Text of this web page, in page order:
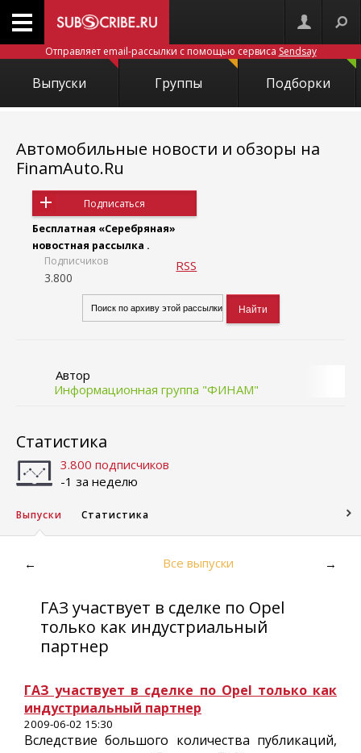
Отправляет email-рассылки с помощью сервиса Sendsay
Выпуски Группы Подборки
Автомобильные новости и обзоры на
FinamAuto.Ru
Подписаться
Бесплатная «Серебряная»
новостная рассылка .
Подписчиков
3.800
RSS
Автор
Информационная группа "ФИНАМ"
Статистика
3.800 подписчиков
-1 за неделю
Выпуски Статистика
← Все выпуски →
ГАЗ участвует в сделке по Opel
только как индустриальный
партнер
ГАЗ участвует в сделке по Opel только как
индустриальный партнер
2009-06-02 15:30
Вследствие большого количества публикаций,